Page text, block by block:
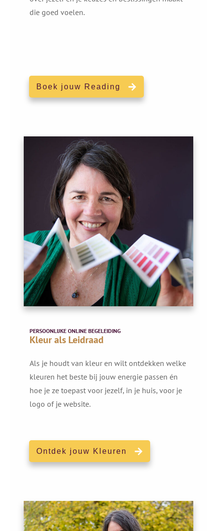
die goed voelen.
Boek jouw Reading
PERSOONLIJKE ONLINE BEGELEIDING
Kleur als Leidraad
Als je houdt van kleur en wilt ontdekken welke
kleuren het beste bij jouw energie passen én
hoe je ze toepast voor jezelf, in je huis, voor je
logo of je website.
Ontdek jouw Kleuren